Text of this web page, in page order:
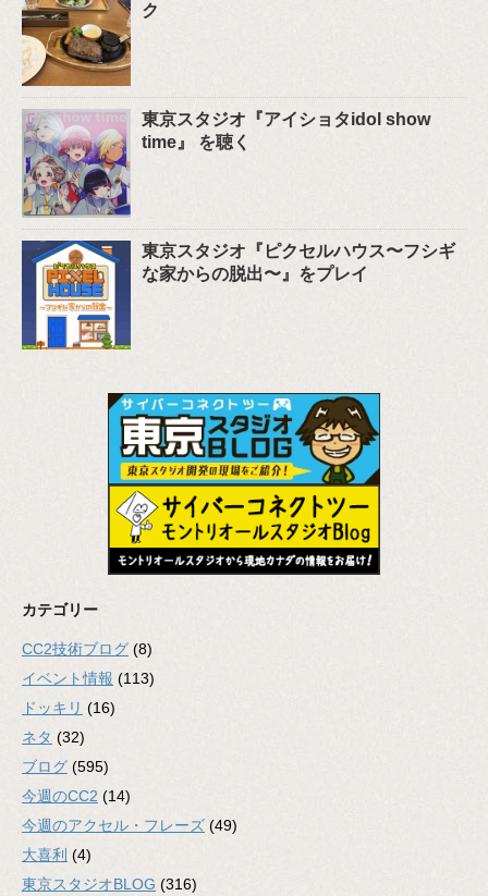
ク
東京スタジオ『アイショタidol show
time』 を聴く
東京スタジオ『ピクセルハウス〜フシギ
な家からの脱出〜』をプレイ
カテゴリー
CC2技術ブログ (8)
イベント情報 (113)
ドッキリ (16)
ネタ (32)
ブログ (595)
今週のCC2 (14)
今週のアクセル・フレーズ (49)
大喜利 (4)
東京スタジオBLOG (316)